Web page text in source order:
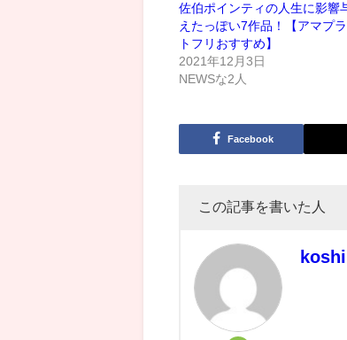
佐伯ポインティの人生に影響
えたっぽい7作品！【アマプ
トフリおすすめ】
2021年12月3日
NEWSな2人
Facebook
この記事を書いた人